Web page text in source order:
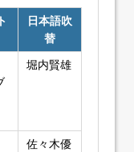
日本語吹
替
堀内賢雄
佐々木優